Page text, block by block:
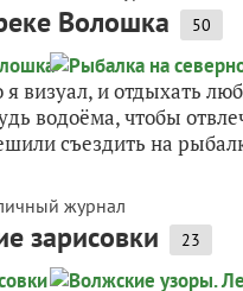
Волошка 50
я визуал, и отдыхать
водоёма, чтобы
съездить на
журнал
зарисовки 23